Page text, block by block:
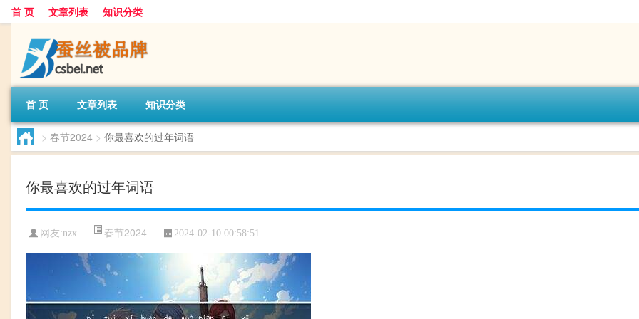
首 页 文章列表 知识分类
首 页 文章列表 知识分类
> 春节2024 > 你最喜欢的过年词语
你最喜欢的过年词语
网友:nzx 春节2024 2024-02-10 00:58:51